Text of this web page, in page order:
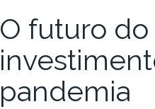
O futuro
pandemia